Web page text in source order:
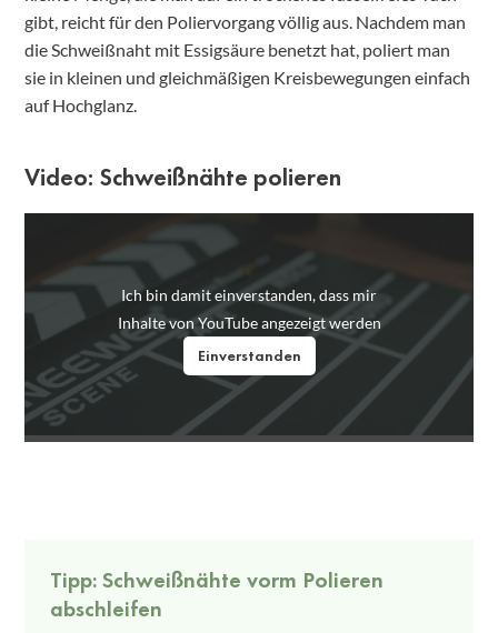
gibt, reicht für den Poliervorgang völlig aus. Nachdem man
die Schweißnaht mit Essigsäure benetzt hat, poliert man
sie in kleinen und gleichmäßigen Kreisbewegungen einfach
auf Hochglanz.
Video: Schweißnähte polieren
Ich bin damit einverstanden, dass mir
Inhalte von YouTube angezeigt werden
Einverstanden
Tipp: Schweißnähte vorm Polieren
abschleifen